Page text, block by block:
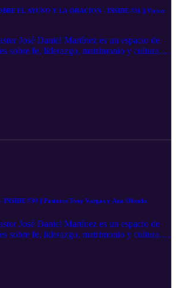
Y LA ORACION - INSIDE #31 || Victor
José Daniel Martínez es un espacio de
sobre fe, liderazgo, matrimonio y cultura.
más allá de lo superficial y entrar en lo que
vidas. Disfruta este episodio y compártelo
👉 Suscríbete al canal y comparte este
en redes: @pastorjosedanielmartinez”
Cristianos bajo ataduras - INSIDE #30 || Pastores Tony Vargas y Ana Olondo
José Daniel Martínez es un espacio de
sobre fe, liderazgo, matrimonio y cultura.
más allá de lo superficial y entrar en lo que
vidas. Disfruta este episodio y compártelo
👉 Suscríbete al canal y comparte este
en redes: @pastorjosedanielmartinez”